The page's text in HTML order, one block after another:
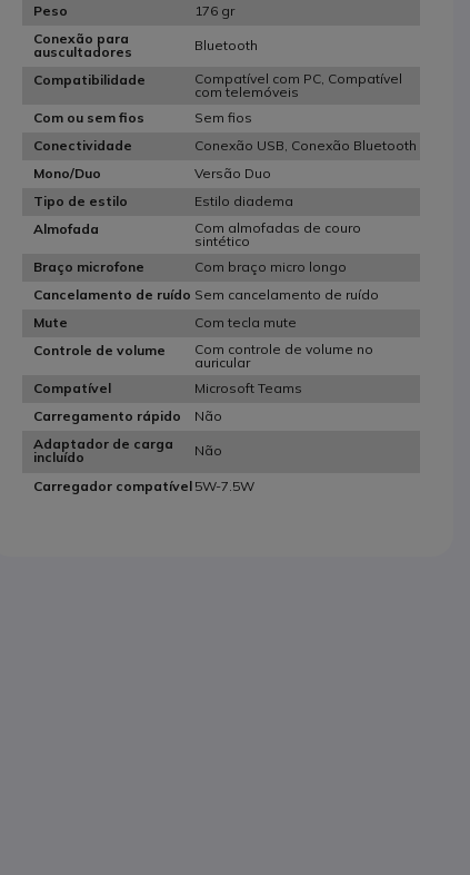
Peso
176 gr
Conexão para
auscultadores
Bluetooth
Compatibilidade
Compatível com PC, Compatível
com telemóveis
Com ou sem fios
Sem fios
Conectividade
Conexão USB, Conexão Bluetooth
Mono/Duo
Versão Duo
Tipo de estilo
Estilo diadema
Almofada
Com almofadas de couro
sintético
Braço microfone
Com braço micro longo
Cancelamento de ruído Sem cancelamento de ruído
Mute
Com tecla mute
Controle de volume
Com controle de volume no
auricular
Compatível
Microsoft Teams
Carregamento rápido
Não
Adaptador de carga
incluído
Não
Carregador compatível 5W-7.5W